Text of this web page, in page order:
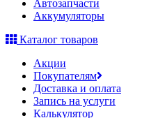
Автозапчасти
Аккумуляторы
Каталог товаров
Акции
Покупателям
Доставка и оплата
Запись на услуги
Калькулятор